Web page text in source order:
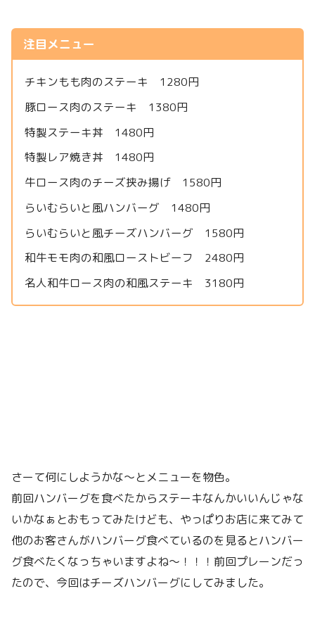
注目メニュー
チキンもも肉のステーキ 1280円
豚ロース肉のステーキ 1380円
特製ステーキ丼 1480円
特製レア焼き丼 1480円
牛ロース肉のチーズ挟み揚げ 1580円
らいむらいと風ハンバーグ 1480円
らいむらいと風チーズハンバーグ 1580円
和牛モモ肉の和風ローストビーフ 2480円
名人和牛ロース肉の和風ステーキ 3180円
さーて何にしようかな〜とメニューを物色。
前回ハンバーグを食べたからステーキなんかいいんじゃな
いかなぁとおもってみたけども、やっぱりお店に来てみて
他のお客さんがハンバーグ食べているのを見るとハンバー
グ食べたくなっちゃいますよね〜！！！前回プレーンだっ
たので、今回はチーズハンバーグにしてみました。